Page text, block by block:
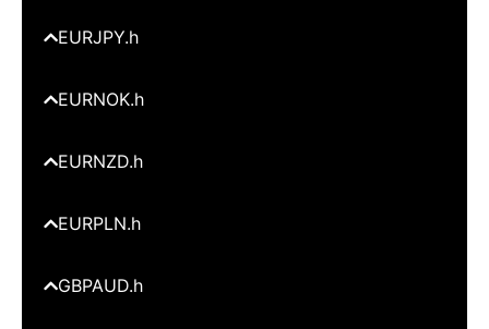
EURJPY.h
EURNOK.h
EURNZD.h
EURPLN.h
GBPAUD.h